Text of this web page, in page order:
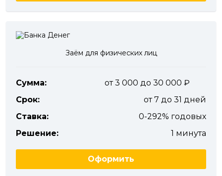
Заём для физических лиц
Сумма:
от 3 000 до 30 000
Срок:
от 7 до 31 дней
Ставка:
0-292% годовых
Решение:
1 минута
Оформить